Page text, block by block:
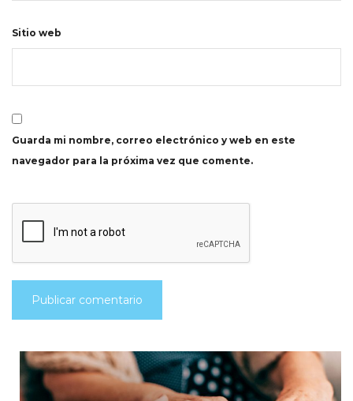
Sitio web
Guarda mi nombre, correo electrónico y web en este
navegador para la próxima vez que comente.